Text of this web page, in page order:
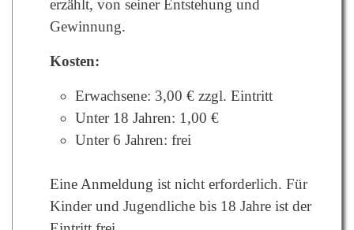
erzählt, von seiner Entstehung und
Gewinnung.
Kosten:
Erwachsene: 3,00 € zzgl. Eintritt
Unter 18 Jahren: 1,00 €
Unter 6 Jahren: frei
Eine Anmeldung ist nicht erforderlich. Für
Kinder und Jugendliche bis 18 Jahre ist der